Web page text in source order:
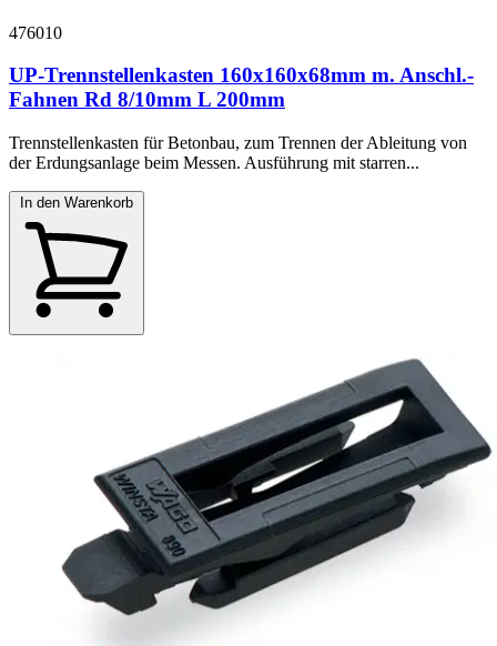
476010
UP-Trennstellenkasten 160x160x68mm m. Anschl.-
Fahnen Rd 8/10mm L 200mm
Trennstellenkasten für Betonbau, zum Trennen der Ableitung von
der Erdungsanlage beim Messen. Ausführung mit starren...
In den Warenkorb